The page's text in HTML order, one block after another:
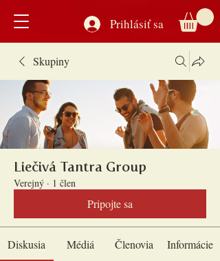
Prihlásiť sa
Skupiny
Liečivá Tantra Group
Verejný · 1 člen
Pripojte sa
Diskusia Médiá Členovia Informácie